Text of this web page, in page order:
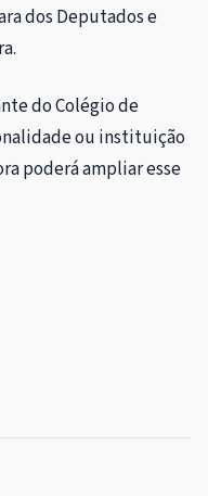
dos Deputados e
.
do Colégio de
ou instituição
poderá ampliar esse